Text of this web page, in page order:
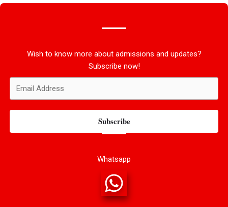
Wish to know more about admissions and updates?
Subscribe now!
Subscribe
Whatsapp